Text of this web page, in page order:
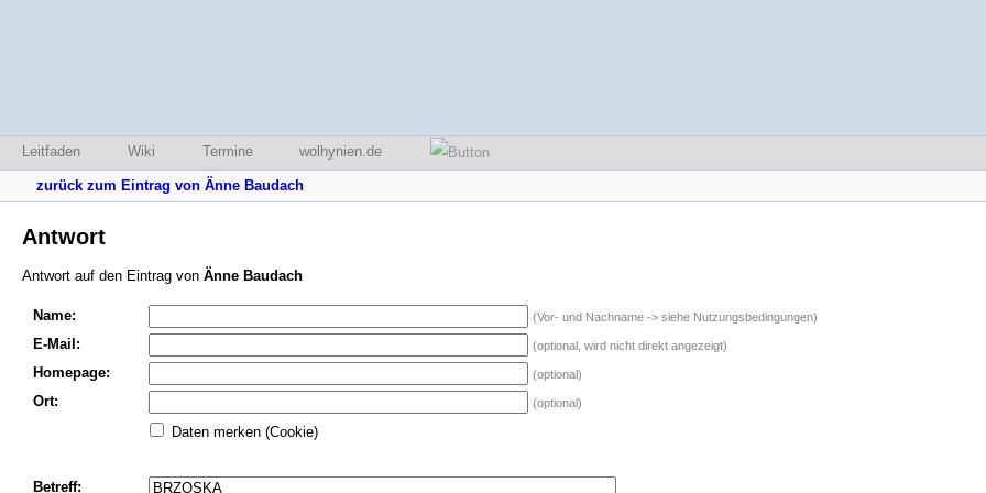
Leitfaden Wiki Termine wolhynien.de
zurück zum Eintrag von Änne Baudach
Antwort
Antwort auf den Eintrag von Änne Baudach
Name: (Vor- und Nachname -> siehe Nutzungsbedingungen)
E-Mail: (optional, wird nicht direkt angezeigt)
Homepage: (optional)
Ort: (optional)
Daten merken (Cookie)
Betreff: